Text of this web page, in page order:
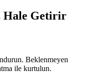
Hale Getirir
Beklenmeyen
ile kurtulun.